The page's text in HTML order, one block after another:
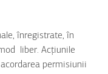
înregistrate, în
liber. Acțiunile
permisiunii